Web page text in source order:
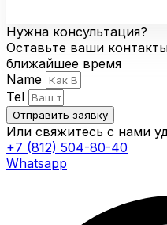
Нужна консультация?
Оставьте ваши
ближайшее время
Name
Tel
Отправить заявку
Или свяжитесь с нами
+7 (812) 504-80-40
Whatsapp